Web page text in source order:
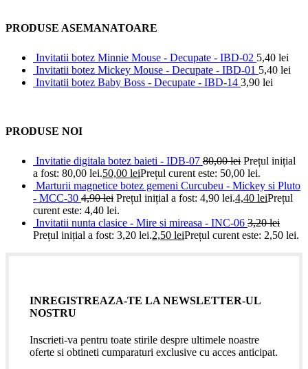
PRODUSE ASEMANATOARE
Invitatii botez Minnie Mouse - Decupate - IBD-02 5,40 lei
Invitatii botez Mickey Mouse - Decupate - IBD-01 5,40 lei
Invitatii botez Baby Boss - Decupate - IBD-14 3,90 lei
PRODUSE NOI
Invitatie digitala botez baieti - IDB-07 80,00lei Prețul inițial
a fost: 80,00 lei.50,00 leiPrețul curent este: 50,00 lei.
Marturii magnetice botez gemeni Curcubeu - Mickey si Pluto
- MCC-30 4,90lei Prețul inițial a fost: 4,90 lei.4,40 leiPrețul
curent este: 4,40 lei.
Invitatii nunta clasice - Mire si mireasa - INC-06 3,20lei
Prețul inițial a fost: 3,20 lei.2,50 leiPrețul curent este: 2,50 lei.
INREGISTREAZA-TE LA NEWSLETTER-UL
NOSTRU
Inscrieti-va pentru toate stirile despre ultimele noastre
oferte si obtineti cumparaturi exclusive cu acces anticipat.